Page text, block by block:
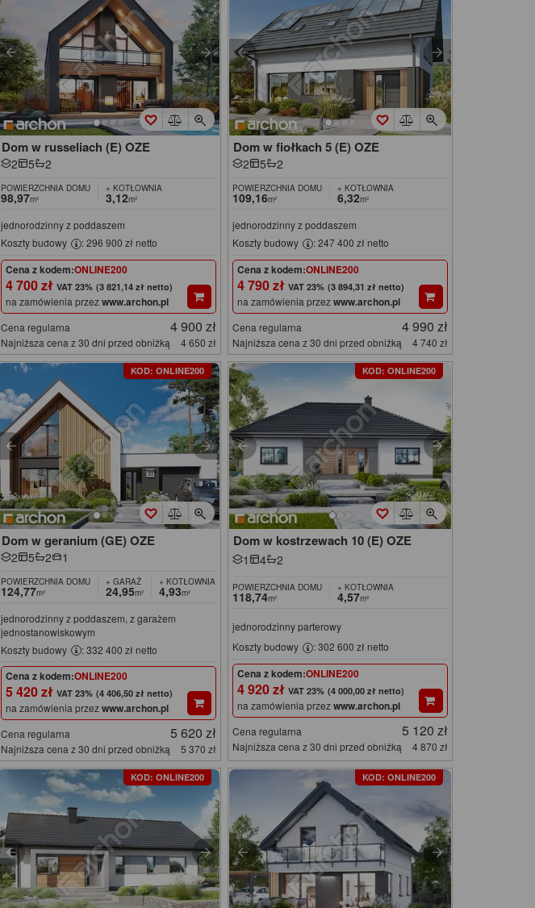
Dom w russeliach (E) OZE
2 5 2
POWIERZCHNIA DOMU
98,97m²
+ KOTŁOWNIA
3,12m²
jednorodzinny z poddaszem
Koszty budowy
: 296 900 zł netto
Cena z kodem:ONLINE200
4 700 zł (3 821,14 zł netto)
na zamówienia przezwww.archon.pl
Cena regularna 4 900 zł
Najniższa cena z 30 dni przed obniżką 4 650 zł
Dom w fiołkach 5 (E) OZE
2 5 2
POWIERZCHNIA DOMU
109,16m²
+ KOTŁOWNIA
6,32m²
jednorodzinny z poddaszem
Koszty budowy
: 247 400 zł netto
Cena z kodem:ONLINE200
4 790 zł (3 894,31 zł netto)
na zamówienia przezwww.archon.pl
Cena regularna 4 990 zł
Najniższa cena z 30 dni przed obniżką 4 740 zł
KOD: ONLINE200
Dom w geranium (GE) OZE
2 5 2 1
POWIERZCHNIA DOMU
124,77m²
+ GARAŻ
24,95m²
+ KOTŁOWNIA
4,93m²
jednorodzinny z poddaszem, z garażem
jednostanowiskowym
Koszty budowy
: 332 400 zł netto
Cena z kodem:ONLINE200
5 420 zł (4 406,50 zł netto)
na zamówienia przezwww.archon.pl
Cena regularna 5 620 zł
Najniższa cena z 30 dni przed obniżką 5 370 zł
KOD: ONLINE200
Dom w kostrzewach 10 (E) OZE
1 4 2
POWIERZCHNIA DOMU
118,74m²
+ KOTŁOWNIA
4,57m²
jednorodzinny parterowy
Koszty budowy
: 302 600 zł netto
Cena z kodem:ONLINE200
4 920 zł (4 000,00 zł netto)
na zamówienia przezwww.archon.pl
Cena regularna 5 120 zł
Najniższa cena z 30 dni przed obniżką 4 870 zł
KOD: ONLINE200 KOD: ONLINE200